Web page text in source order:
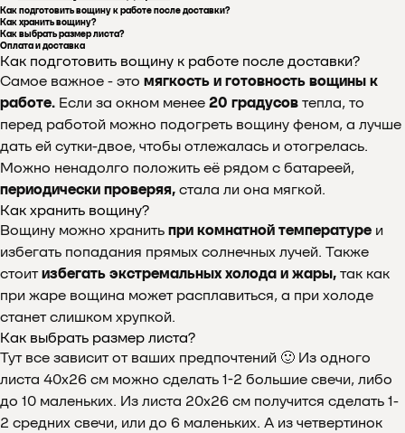
Как подготовить вощину к работе после доставки?
Как хранить вощину?
Как выбрать размер листа?
Оплата и доставка
Как подготовить вощину к работе после доставки?
Самое важное - это мягкость и готовность вощины к
работе. Если за окном менее 20 градусов тепла, то
перед работой можно подогреть вощину феном, а лучше
дать ей сутки-двое, чтобы отлежалась и отогрелась.
Можно ненадолго положить её рядом с батареей,
периодически проверяя, стала ли она мягкой.
Как хранить вощину?
Вощину можно хранить при комнатной температуре и
избегать попадания прямых солнечных лучей. Также
стоитизбегать экстремальных холода и жары, так как
при жаре вощина может расплавиться, а при холоде
станет слишком хрупкой.
Как выбрать размер листа?
Тут все зависит от ваших предпочтений 🙂 Из одного
листа 40х26 см можно сделать 1-2 большие свечи, либо
до 10 маленьких. Из листа 20х26 см получится сделать 1-
2 средних свечи, или до 6 маленьких. А из четвертинок
Почему выбирают
Мелипонини